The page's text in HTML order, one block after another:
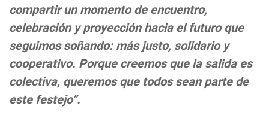
compartir un momento de encuentro,
celebración y proyección hacia el futuro que
seguimos soñando: más justo, solidario y
cooperativo. Porque creemos que la salida es
colectiva, queremos que todos sean parte de
este festejo”.